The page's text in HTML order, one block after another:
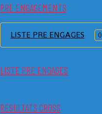
PRE ENGAGEMENTS
LISTE PRE ENGAGES 0
LISTE PRE ENGAGES
RESULTATS CROSS